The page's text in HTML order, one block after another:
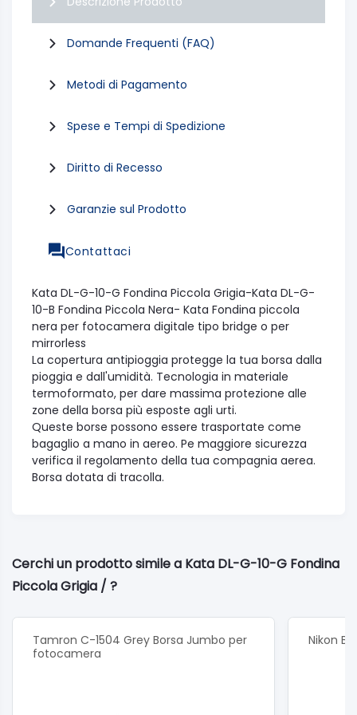
Domande Frequenti (FAQ)
Metodi di Pagamento
Spese e Tempi di Spedizione
Diritto di Recesso
Garanzie sul Prodotto
Contattaci
Kata DL-G-10-G Fondina Piccola Grigia-Kata DL-G-
10-B Fondina Piccola Nera- Kata Fondina piccola
nera per fotocamera digitale tipo bridge o per
mirrorless
La copertura antipioggia protegge la tua borsa dalla
pioggia e dall'umidità. Tecnologia in materiale
termoformato, per dare massima protezione alle
zone della borsa più esposte agli urti.
Queste borse possono essere trasportate come
bagaglio a mano in aereo. Pe maggiore sicurezza
verifica il regolamento della tua compagnia aerea.
Borsa dotata di tracolla.
Cerchi un prodotto simile a Kata DL-G-10-G Fondina
Piccola Grigia / ?
Tamron C-1504 Grey Borsa Jumbo per
fotocamera
Nikon